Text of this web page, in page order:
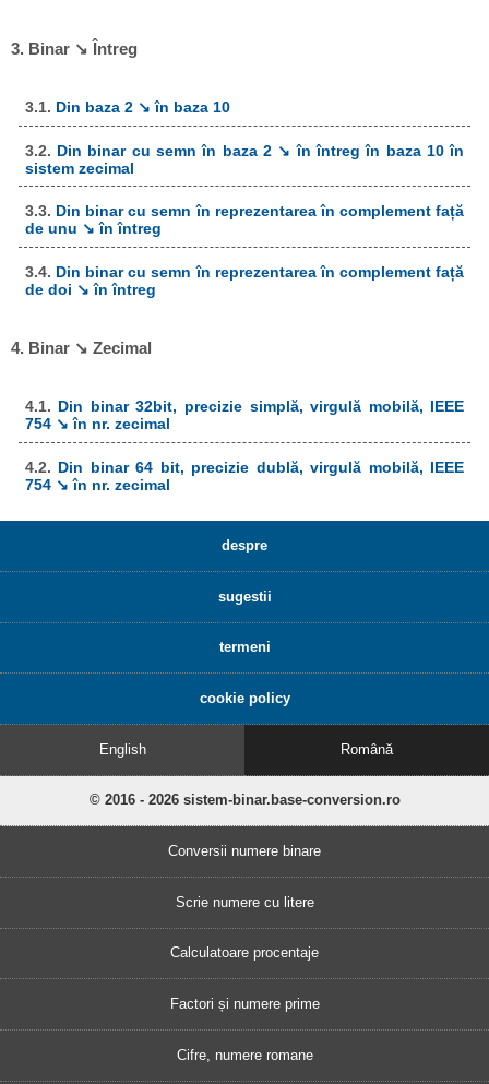
3. Binar ↘ Întreg
3.1. Din baza 2 ↘ în baza 10
3.2. Din binar cu semn în baza 2 ↘ în întreg în baza 10 în
sistem zecimal
3.3. Din binar cu semn în reprezentarea în complement față
de unu ↘ în întreg
3.4. Din binar cu semn în reprezentarea în complement față
de doi ↘ în întreg
4. Binar ↘ Zecimal
4.1. Din binar 32bit, precizie simplă, virgulă mobilă, IEEE
754 ↘ în nr. zecimal
4.2. Din binar 64 bit, precizie dublă, virgulă mobilă, IEEE
754 ↘ în nr. zecimal
despre
sugestii
termeni
cookie policy
English Română
© 2016 - 2026 sistem-binar.base-conversion.ro
Conversii numere binare
Scrie numere cu litere
Calculatoare procentaje
Factori și numere prime
Cifre, numere romane